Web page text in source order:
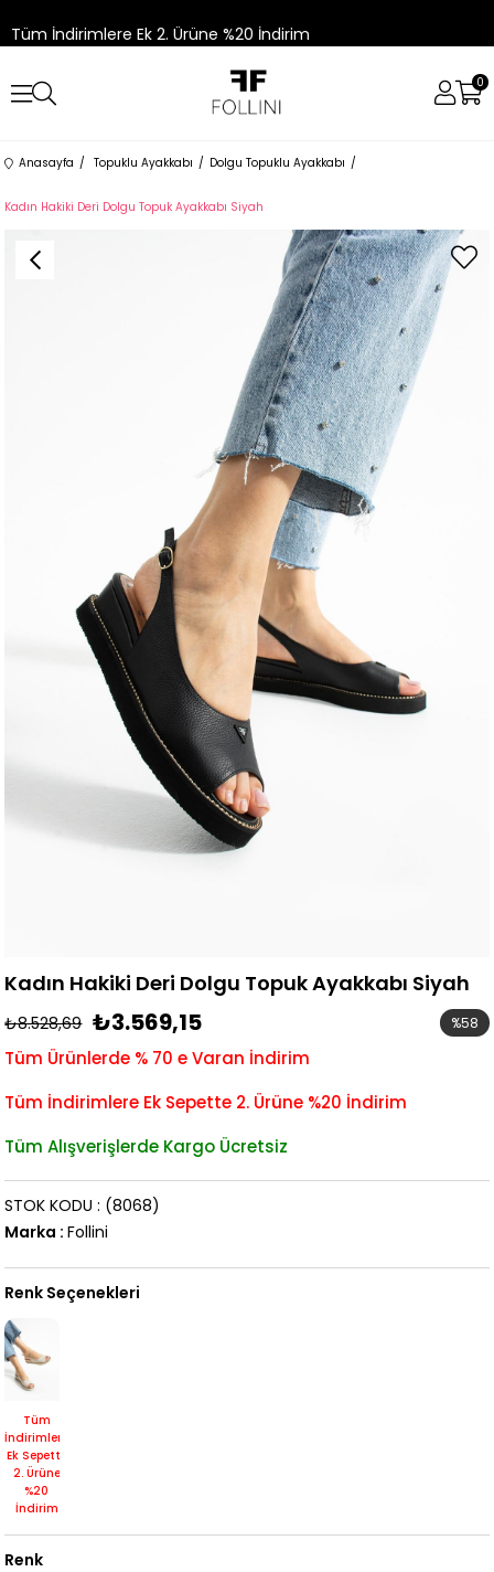
Tüm İndirimlere Ek 2. Ürüne %20 İndirim
0
Anasayfa Topuklu Ayakkabı Dolgu Topuklu Ayakkabı
Kadın Hakiki Deri Dolgu Topuk Ayakkabı Siyah
Kadın Hakiki Deri Dolgu Topuk Ayakkabı Siyah
₺8.528,69 ₺3.569,15 %58
Tüm Ürünlerde % 70 e Varan İndirim
Tüm İndirimlere Ek Sepette 2. Ürüne %20 İndirim
Tüm Alışverişlerde Kargo Ücretsiz
(8068)
STOK KODU
Marka : Follini
Renk Seçenekleri
Tüm
İndirimlere
Ek Sepette
2. Ürüne
%20
İndirim
Renk